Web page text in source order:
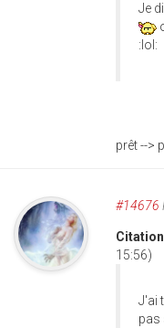
Je
:lol:
prêt -->
#14676
Citation
15:56)
J'ai
pas